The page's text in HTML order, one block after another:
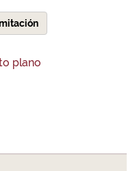
plano